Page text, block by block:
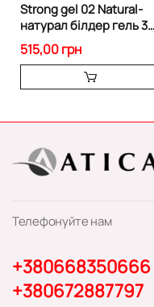
Strong gel 02 Natural-
натурал білдер гель 30
мл
515,00 грн
Телефонуйте нам
+380668350666
+380672887797